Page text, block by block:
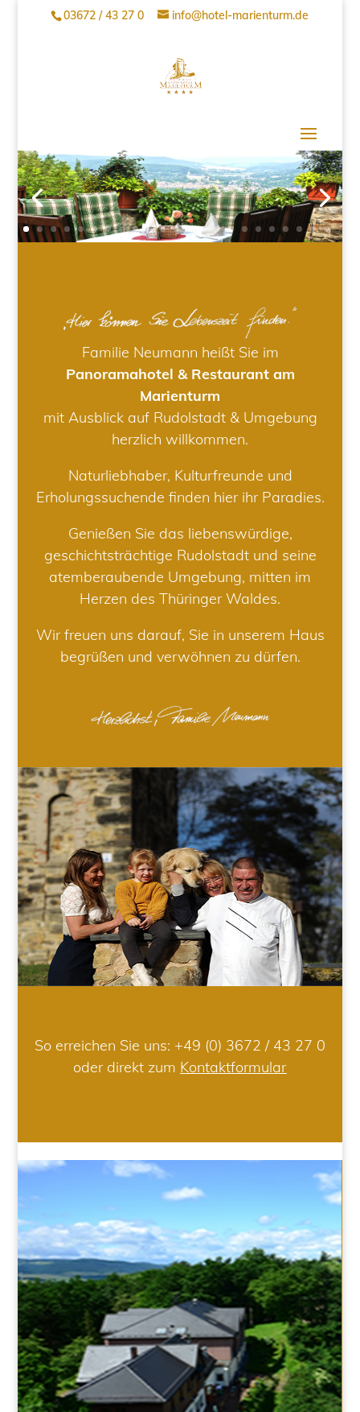
03672 / 43 27 0 info@hotel-marienturm.de
Familie Neumann heißt Sie im
Panoramahotel & Restaurant am
Marienturm
mit Ausblick auf Rudolstadt & Umgebung
herzlich willkommen.
Naturliebhaber, Kulturfreunde und
Erholungssuchende finden hier ihr Paradies.
Genießen Sie das liebenswürdige,
geschichtsträchtige Rudolstadt und seine
atemberaubende Umgebung, mitten im
Herzen des Thüringer Waldes.
Wir freuen uns darauf, Sie in unserem Haus
begrüßen und verwöhnen zu dürfen.
So erreichen Sie uns: +49 (0) 3672 / 43 27 0
oder direkt zum Kontaktformular
HOTEL